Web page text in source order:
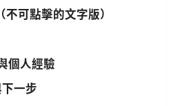
不可點擊的文字版）
個人經驗
一步